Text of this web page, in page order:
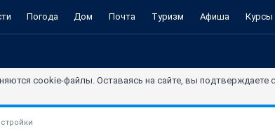
Погода Дом Почта Туризм Афиша
cookie-файлы. Оставаясь на сайте, вы подтверждаете